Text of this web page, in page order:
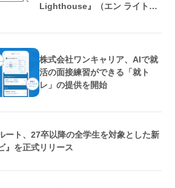
Lighthouse』（エン ライトハ
株式会社ワンキャリア、AIで就
活の面接練習ができる「就ト
レ」の提供を開始
ート、27卒以降の全学生を対象とした新
』を正式リリース